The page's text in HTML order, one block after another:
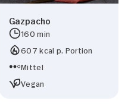
Inhalte und Anzeigen
für soziale
und die Zugriffe auf
Gazpacho
160 min
607 kcal p. Portion
Mittel
Vegan